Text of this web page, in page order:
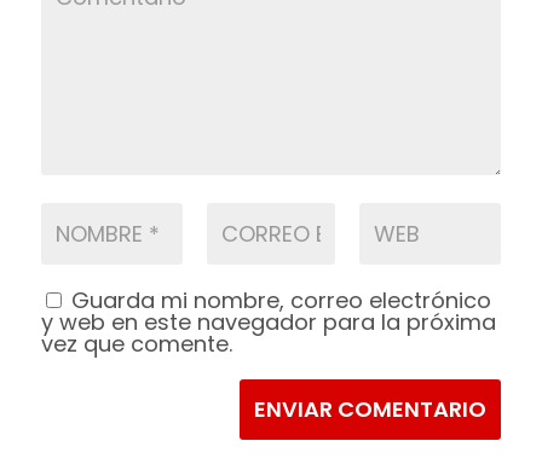
Guarda mi nombre, correo electrónico
y web en este navegador para la próxima
vez que comente.
ENVIAR COMENTARIO